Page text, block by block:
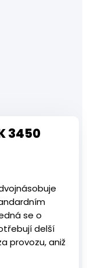
3450
se o
delší
provozu, aniž